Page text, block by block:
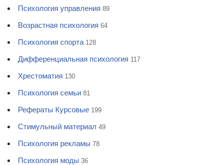
Психология управления 89
Возрастная психология 64
Психология спорта 128
Дифференциальная психология 117
Хрестоматия 130
Психология семьи 81
Рефераты Курсовые 199
Стимульный материал 49
Психология рекламы 78
Психология моды 36